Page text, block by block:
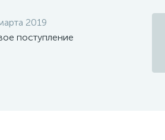
2019
поступление